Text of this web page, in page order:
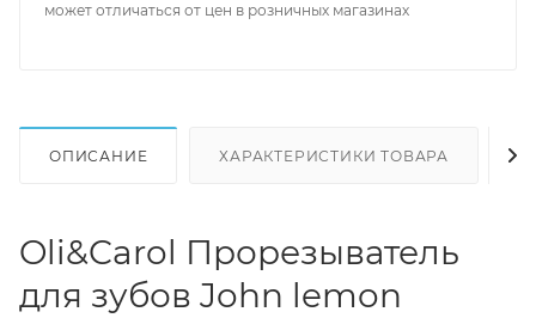
может отличаться от цен в розничных магазинах
ОПИСАНИЕ ХАРАКТЕРИСТИКИ ТОВАРА
Oli&Carol Прорезыватель
для зубов John lemon